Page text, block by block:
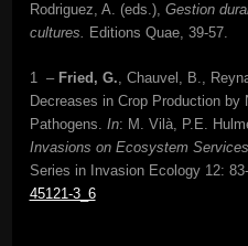
Rodriguez, A. (eds.), Gestion
cultures. Editions Quae, 39-57.
1 –Fried, G., Chauvel, B.,
Decreases in Crop Production
Pathogens. In: M. Vilà, P.E.
Invasions on Ecosystem Services
Series in Invasion Ecology 12:
45121-3_6